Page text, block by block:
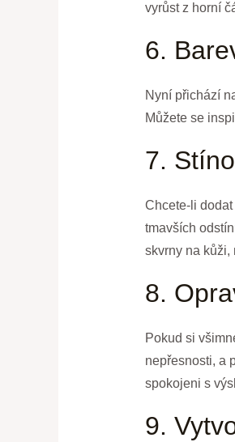
vyrůst z horní
6.
Nyní přichází
Můžete se
7.
Chcete-li
tmavších
skvrny na kůži,
8.
Pokud si
nepřesnosti, a
spokojeni s
9.